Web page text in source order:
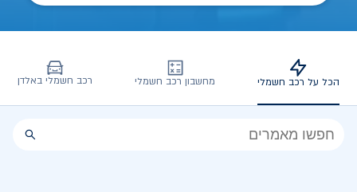
הכל על רכב חשמלי מחשבון רכב חשמלי רכב חשמלי באלדן
הכל